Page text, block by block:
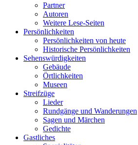
Partner
Autoren
Weitere Lese-Seiten
Persönlichkeiten
Persönlichkeiten von heute
Historische Persönlichkeiten
Sehenswürdigkeiten
Gebäude
Örtlichkeiten
Museen
Streifzüge
Lieder
Rundgänge und Wanderungen
Sagen und Märchen
Gedichte
Gastliches